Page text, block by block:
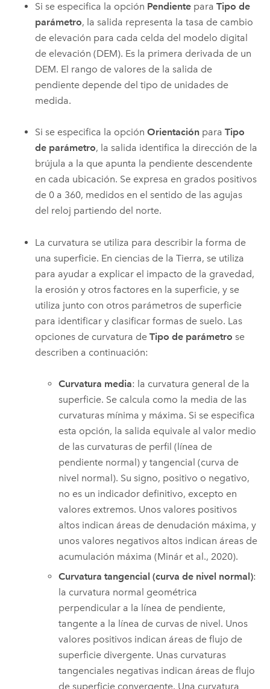
Si se especifica la opción Pendiente paraTipo de
parámetro, la salida representa la tasa de cambio
de elevación para cada celda del modelo digital
de elevación (DEM). Es la primera derivada de un
DEM. El rango de valores de la salida de
pendiente depende del tipo de unidades de
medida.
Si se especifica la opciónOrientación paraTipo
de parámetro, la salida identifica la dirección de la
brújula a la que apunta la pendiente descendente
en cada ubicación. Se expresa en grados positivos
de 0 a 360, medidos en el sentido de las agujas
del reloj partiendo del norte.
La curvatura se utiliza para describir la forma de
una superficie. En ciencias de la Tierra, se utiliza
para ayudar a explicar el impacto de la gravedad,
la erosión y otros factores en la superficie, y se
utiliza junto con otros parámetros de superficie
para identificar y clasificar formas de suelo. Las
opciones de curvatura deTipo de parámetro se
describen a continuación:
Curvatura media: la curvatura general de la
superficie. Se calcula como la media de las
curvaturas mínima y máxima. Si se especifica
esta opción, la salida equivale al valor medio
de las curvaturas de perfil (línea de
pendiente normal) y tangencial (curva de
nivel normal). Su signo, positivo o negativo,
no es un indicador definitivo, excepto en
valores extremos. Unos valores positivos
altos indican áreas de denudación máxima, y
unos valores negativos altos indican áreas de
acumulación máxima (Minár et al., 2020).
Curvatura tangencial (curva de nivel normal):
la curvatura normal geométrica
perpendicular a la línea de pendiente,
tangente a la línea de curvas de nivel. Unos
valores positivos indican áreas de flujo de
superficie divergente. Unas curvaturas
tangenciales negativas indican áreas de flujo
de superficie convergente. Una curvatura